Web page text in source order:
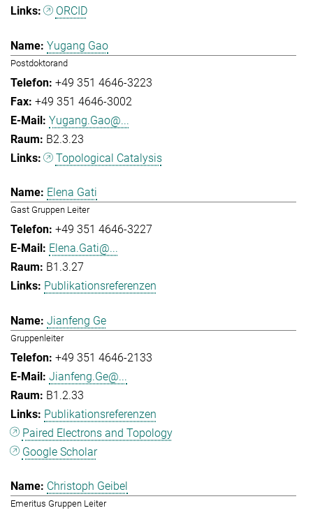
ORCID
Yugang Gao
Postdoktorand
+49 351 4646-3223
+49 351 4646-3002
Yugang.Gao@...
B2.3.23
Topological Catalysis
Elena Gati
Gast Gruppen Leiter
+49 351 4646-3227
Elena.Gati@...
B1.3.27
Publikationsreferenzen
Jianfeng Ge
Gruppenleiter
+49 351 4646-2133
Jianfeng.Ge@...
B1.2.33
Publikationsreferenzen
Paired Electrons and Topology
Google Scholar
Christoph Geibel
Emeritus Gruppen Leiter